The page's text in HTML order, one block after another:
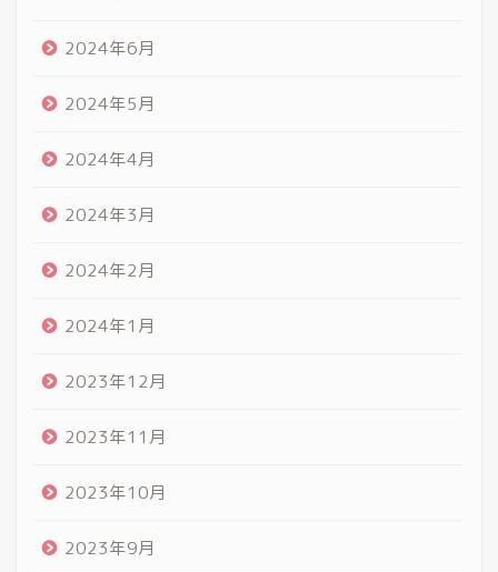
2024年6月
2024年5月
2024年4月
2024年3月
2024年2月
2024年1月
2023年12月
2023年11月
2023年10月
2023年9月